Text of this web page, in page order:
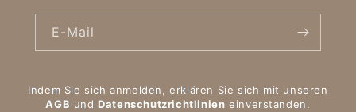
E-Mail
Indem Sie sich anmelden, erklären Sie sich mit unseren
AGB undDatenschutzrichtlinien einverstanden.